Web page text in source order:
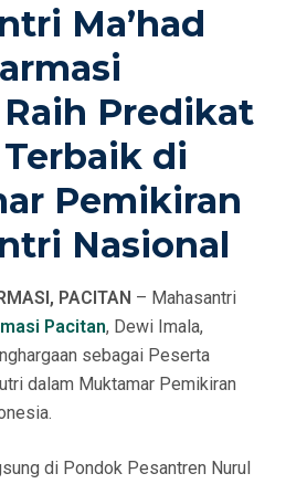
Ma’had
Predikat
di
Pemikiran
Nasional
PACITAN – Mahasantri
Pacitan, Dewi Imala,
sebagai Peserta
dalam Muktamar Pemikiran
di Pondok Pesantren Nurul